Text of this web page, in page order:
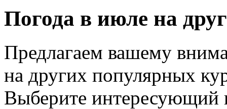
Погода в июле на
Предлагаем вашему
на других популярных
Выберите интересующий